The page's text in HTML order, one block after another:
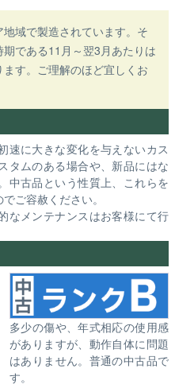
域で製造されています。そ
である11月～翌3月あたりは
す。ご理解のほど宜しくお
速に大きな変化を与えないカス
タムのある場合や、新品にはな
中古品という性質上、これらを
ご容赦ください。
なメンテナンスはお客様にて行
多少の傷や、年式相応の使用感
がありますが、動作自体に問題
はありません。普通の中古品で
す。